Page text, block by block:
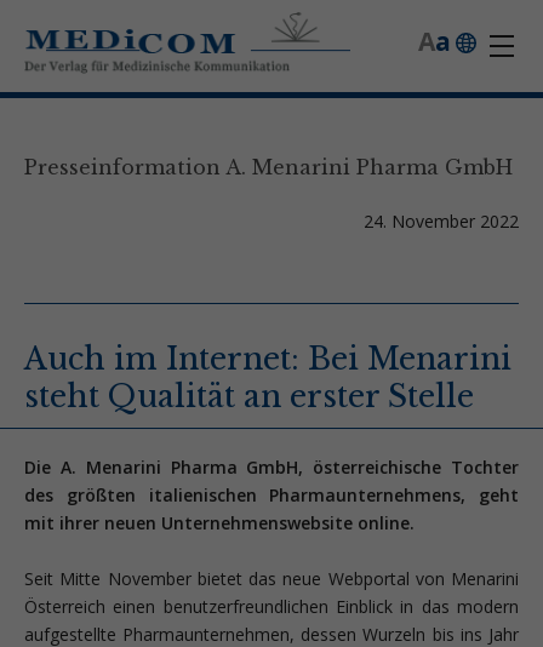
a
A
Presseinformation A. Menarini Pharma GmbH
24. November 2022
Auch im Internet: Bei Menarini
steht Qualität an erster Stelle
Die A. Menarini Pharma GmbH, österreichische Tochter
des größten italienischen Pharmaunternehmens, geht
mit ihrer neuen Unternehmenswebsite online.
Seit Mitte November bietet das neue Webportal von Menarini
Österreich einen benutzerfreundlichen Einblick in das modern
aufgestellte Pharmaunternehmen, dessen Wurzeln bis ins Jahr